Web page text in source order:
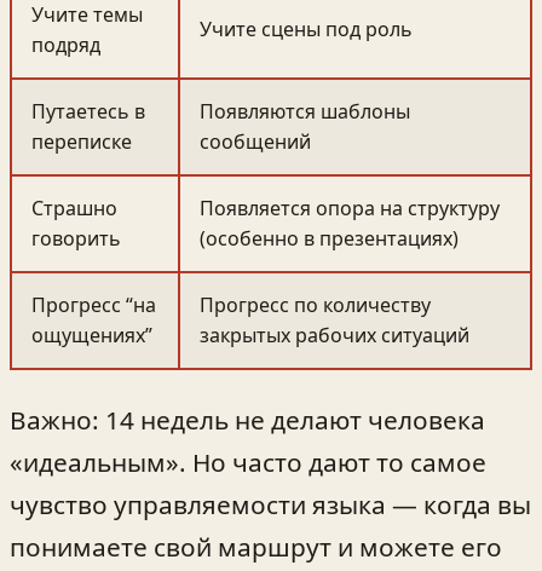
Учите темы
подряд
Учите сцены под роль
Путаетесь в
переписке
Появляются шаблоны
сообщений
Страшно
говорить
Появляется опора на структуру
(особенно в презентациях)
Прогресс “на
ощущениях”
Прогресс по количеству
закрытых рабочих ситуаций
Важно: 14 недель не делают человека
«идеальным». Но часто дают то самое
чувство управляемости языка — когда вы
понимаете свой маршрут и можете его